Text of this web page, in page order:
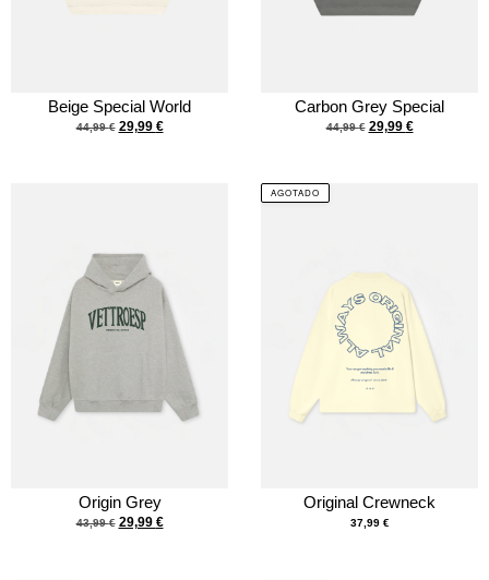
Beige Special World
44,99€ 29,99 €
Carbon Grey Special
44,99€ 29,99 €
Origin Grey
43,99€ 29,99 €
AGOTADO
Original Crewneck
37,99 €